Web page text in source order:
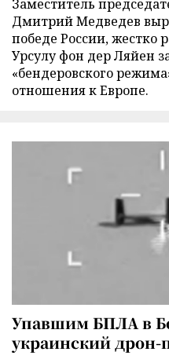
Заместитель
Дмитрий Медведев
победе России, жестко
Урсулу фон дер Ляйен
«бендеровского
отношения к Европе.
Упавшим БПЛА в
украинский